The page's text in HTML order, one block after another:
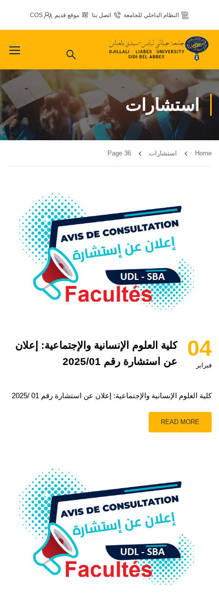
النظام الداخلي للجامعة اتصل بنا موقع قديم COS
استشارات
Home استشارات Page 36
04
فبراير
كلية العلوم الإنسانية والإجتماعية: إعلان
عن استشارة رقم 2025/01
كلية العلوم الإنسانية والإجتماعية: إعلان عن استشارة رقم 01 /2025
READ MORE